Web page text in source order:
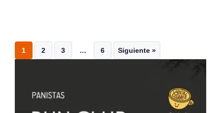
1 2 3 … 6 Siguiente »